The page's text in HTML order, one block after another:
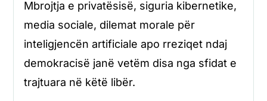
Mbrojtja e privatësisë, siguria kibernetike,
media sociale, dilemat morale për
inteligjencën artificiale apo rreziqet ndaj
demokracisë janë vetëm disa nga sfidat e
trajtuara në këtë libër.